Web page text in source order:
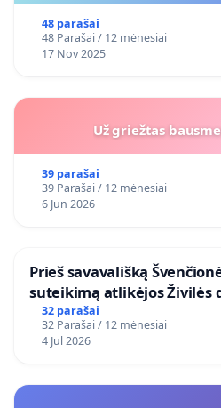
48 parašai
48 Parašai / 12 mėnesiai
17 Nov 2025
Už griežtas
39 parašai
39 Parašai / 12 mėnesiai
6 Jun 2026
​Prieš savavališką
suteikimą atlikėjos Živilės
32 parašai
32 Parašai / 12 mėnesiai
4 Jul 2026